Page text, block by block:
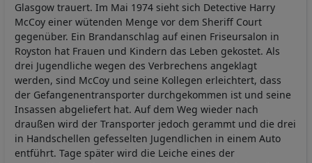
Glasgow trauert. Im Mai 1974 sieht sich Detective Harry
McCoy einer wütenden Menge vor dem Sheriff Court
gegenüber. Ein Brandanschlag auf einen Friseursalon in
Royston hat Frauen und Kindern das Leben gekostet. Als
drei Jugendliche wegen des Verbrechens angeklagt
werden, sind McCoy und seine Kollegen erleichtert, dass
der Gefangenentransporter durchgekommen ist und seine
Insassen abgeliefert hat. Auf dem Weg wieder nach
draußen wird der Transporter jedoch gerammt und die drei
in Handschellen gefesselten Jugendlichen in einem Auto
entführt. Tage später wird die Leiche eines der